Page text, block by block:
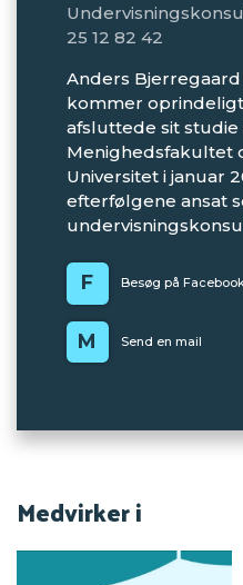
25 12 82 42
Anders
kommer
afsluttede sit
Menighedsfakultet
Universitet i januar
efterfølgene ansat
F Besøg på Facebook
M Send en mail
Medvirker i